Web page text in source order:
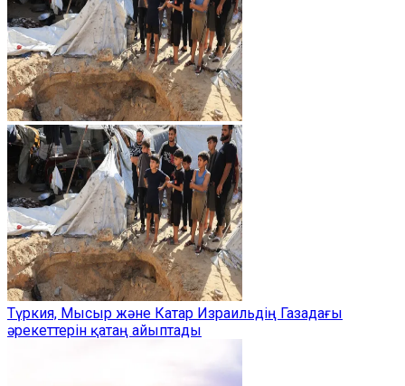
Түркия, Мысыр және Катар Израильдің Газадағы
әрекеттерін қатаң айыптады